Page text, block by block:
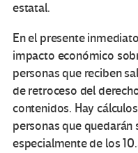
estatal.
En el presente
impacto económico
personas que reciben
de retroceso del
contenidos. Hay
personas que
especialmente de los